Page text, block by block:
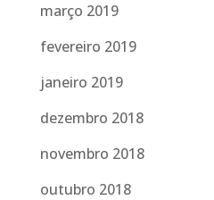
março 2019
fevereiro 2019
janeiro 2019
dezembro 2018
novembro 2018
outubro 2018